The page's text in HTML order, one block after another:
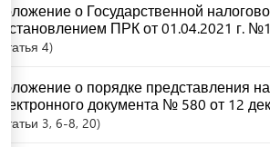
Положение о Государственной
постановлением ПРК от 01.04.2021 г.
Статья 4
Положение о порядке представления
электронного документа № 580 от 12
Статьи 3, 6-8, 20